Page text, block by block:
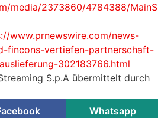
media/2373860/4784388/MainS
www.prnewswire.com/news-
fincons-vertiefen-partnerschaft-
302183766.html
S.p.A übermittelt durch
Whatsapp